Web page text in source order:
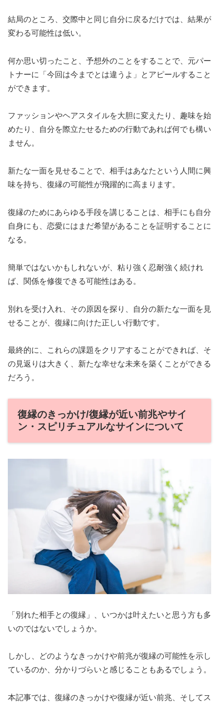
結局のところ、交際中と同じ自分に戻るだけでは、結果が
変わる可能性は低い。
何か思い切ったこと、予想外のことをすることで、元パー
トナーに「今回は今までとは違うよ」とアピールすること
ができます。
ファッションやヘアスタイルを大胆に変えたり、趣味を始
めたり、自分を際立たせるための行動であれば何でも構い
ません。
新たな一面を見せることで、相手はあなたという人間に興
味を持ち、復縁の可能性が飛躍的に高まります。
復縁のためにあらゆる手段を講じることは、相手にも自分
自身にも、恋愛にはまだ希望があることを証明することに
なる。
簡単ではないかもしれないが、粘り強く忍耐強く続けれ
ば、関係を修復できる可能性はある。
別れを受け入れ、その原因を探り、自分の新たな一面を見
せることが、復縁に向けた正しい行動です。
最終的に、これらの課題をクリアすることができれば、そ
の見返りは大きく、新たな幸せな未来を築くことができる
だろう。
復縁のきっかけ/復縁が近い前兆やサイ
ン・スピリチュアルなサインについて
「別れた相手との復縁」、いつかは叶えたいと思う方も多
いのではないでしょうか。
しかし、どのようなきっかけや前兆が復縁の可能性を示し
ているのか、分かりづらいと感じることもあるでしょう。
本記事では、復縁のきっかけや復縁が近い前兆、そしてス